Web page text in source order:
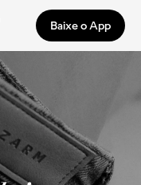
Baixe o App